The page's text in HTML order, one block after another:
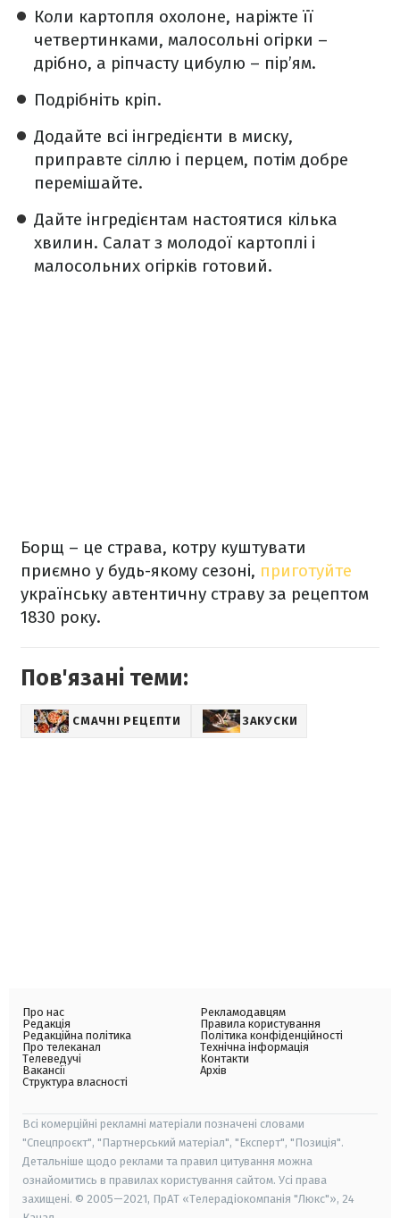
Коли картопля охолоне, наріжте її
четвертинками, малосольні огірки –
дрібно, а ріпчасту цибулю – пір’ям.
Подрібніть кріп.
Додайте всі інгредієнти в миску,
приправте сіллю і перцем, потім добре
перемішайте.
Дайте інгредієнтам настоятися кілька
хвилин. Салат з молодої картоплі і
малосольних огірків готовий.
Борщ – це страва, котру куштувати
приємно у будь-якому сезоні, приготуйте
українську автентичну страву за рецептом
1830 року.
Пов'язані теми:
СМАЧНІ РЕЦЕПТИ ЗАКУСКИ
Про нас
Редакція
Редакційна політика
Про телеканал
Телеведучі
Вакансії
Структура власності
Рекламодавцям
Правила користування
Політика конфіденційності
Технічна інформація
Контакти
Архів
Всі комерційні рекламні матеріали позначені словами
"Спецпроєкт", "Партнерський матеріал", "Експерт", "Позиція".
Детальніше щодо реклами та правил цитування можна
ознайомитись в правилах користування сайтом. Усі права
захищені. © 2005—2021, ПрАТ «Телерадіокомпанія "Люкс"», 24